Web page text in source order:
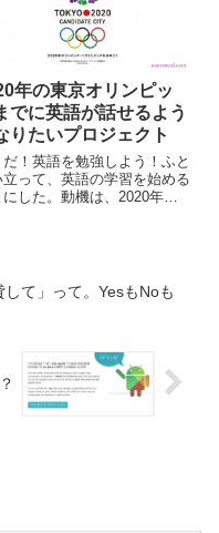
年の東京オリンピッ
でに英語が話せるよう
りたいプロジェクト
だ！英語を勉強しよう！ふと
立って、英語の学習を始める
にした。動機は、2020年の
それに加えて、素晴らし
...
して」って。YesもNoも